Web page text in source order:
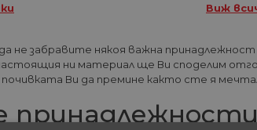
Виж
не забравите някоя важна
ни материал ще Ви споделим
Ви да премине както сте я